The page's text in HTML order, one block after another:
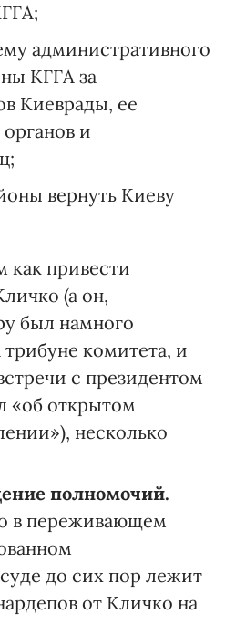
административного
КГГА за
Киеврады, ее
и
вернуть Киеву
как привести
(а он,
был намного
комитета, и
с президентом
«об открытом
несколько
полномочий.
в переживающем
до сих пор лежит
от Кличко на